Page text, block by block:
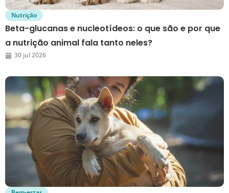
Nutrição
Beta-glucanas e nucleotídeos: o que são e por que
a nutrição animal fala tanto neles?
30 jul 2026